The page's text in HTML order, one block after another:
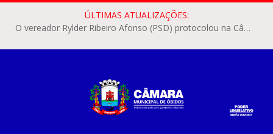
ÚLTIMAS ATUALIZAÇÕES:
O vereador Rylder Ribeiro Afonso (PSD) protocolou na Câmara Municipal de Óbidos o Requerimento nº 346/2026.